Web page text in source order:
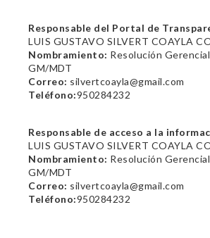
Responsable del Portal de
LUIS GUSTAVO SILVERT COAYLA
Nombramiento: Resolución
GM/MDT
Correo: silvertcoayla@gmail.com
Teléfono:950284232
Responsable de acceso a la
LUIS GUSTAVO SILVERT COAYLA
Nombramiento: Resolución
GM/MDT
Correo: silvertcoayla@gmail.com
Teléfono:950284232